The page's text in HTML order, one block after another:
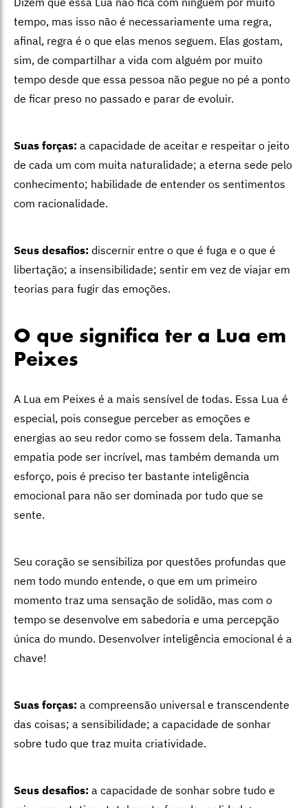
tempo, mas isso não é necessariamente uma regra,
afinal, regra é o que elas menos seguem. Elas gostam,
sim, de compartilhar a vida com alguém por muito
tempo desde que essa pessoa não pegue no pé a ponto
de ficar preso no passado e parar de evoluir.
Suas forças: a capacidade de aceitar e respeitar o jeito
de cada um com muita naturalidade; a eterna sede pelo
conhecimento; habilidade de entender os sentimentos
com racionalidade.
Seus desafios: discernir entre o que é fuga e o que é
libertação; a insensibilidade; sentir em vez de viajar em
teorias para fugir das emoções.
O que significa ter a Lua em
Peixes
A Lua em Peixes é a mais sensível de todas. Essa Lua é
especial, pois consegue perceber as emoções e
energias ao seu redor como se fossem dela. Tamanha
empatia pode ser incrível, mas também demanda um
esforço, pois é preciso ter bastante inteligência
emocional para não ser dominada por tudo que se
sente.
Seu coração se sensibiliza por questões profundas que
nem todo mundo entende, o que em um primeiro
momento traz uma sensação de solidão, mas com o
tempo se desenvolve em sabedoria e uma percepção
única do mundo. Desenvolver inteligência emocional é a
chave!
Suas forças: a compreensão universal e transcendente
das coisas; a sensibilidade; a capacidade de sonhar
sobre tudo que traz muita criatividade.
Seus desafios: a capacidade de sonhar sobre tudo e